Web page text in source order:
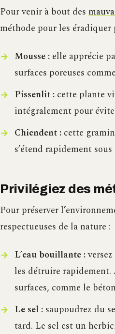
Pour venir à bout des
méthode pour les
Mousse :elle apprécie
surfaces poreuses
Pissenlit :cette plante
intégralement pour
Chiendent :cette
s’étend rapidement
Privilégiez des
Pour préserver
respectueuses de la nature :
L’eau bouillante :versez
les détruire
surfaces, comme le
Le sel :saupoudrez du
tard. Le sel est un